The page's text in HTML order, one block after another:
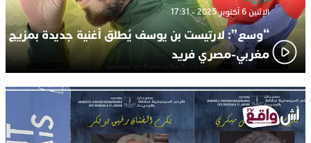
الإثنين 6 أكتوبر 2025 - 17:31
“وسع”: لارتيست بن يوسف يُطلق أغنية جديدة بمزيج
مغربي-مصري فريد